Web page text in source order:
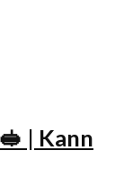
| Kann